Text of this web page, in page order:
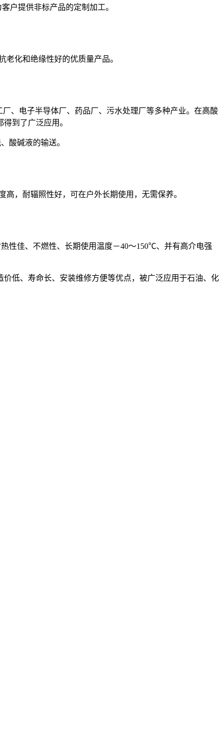
户提供非标产品的定制加工。
老化和绝缘性好的优质量产品。
、电子半导体厂、药品厂、污水处理厂等多种产业。在高酸
到了广泛应用。
酸碱液的输送。
，耐辐照性好，可在户外长期使用，无需保养。
性佳、不燃性、长期使用温度－40～150℃、并有高介电强
低、寿命长、安装维修方便等优点，被广泛应用于石油、化